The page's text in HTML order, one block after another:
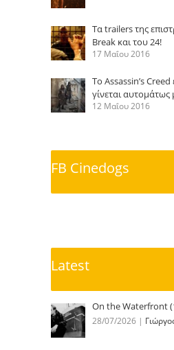
Τα trailers της
Break και του 24!
17 Μαΐου 2016
Το Assassin’s
γίνεται
12 Μαΐου 2016
FB Cinedogs
Latest
On the Waterfront
28/07/2026 |